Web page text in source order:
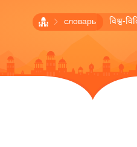
словарь विश्व-